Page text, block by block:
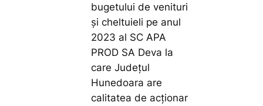
bugetului de venituri
şi cheltuieli pe anul
2023 al SC APA
PROD SA Deva la
care Judeţul
Hunedoara are
calitatea de acţionar